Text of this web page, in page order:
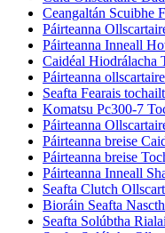
Ceangaltán Scuibhe
Páirteanna
Páirteanna Inneall
Caidéal Hiodrálacha
Páirteanna
Seafta Fearais
Komatsu Pc300-7
Páirteanna
Páirteanna breise
Páirteanna breise
Páirteanna Inneall
Seafta Clutch
Bioráin Seafta
Seafta Solúbtha